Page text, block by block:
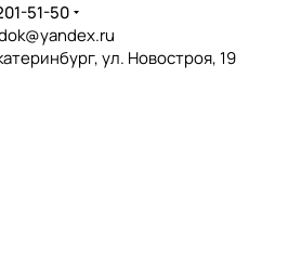
51-50
ул. Новостроя, 19